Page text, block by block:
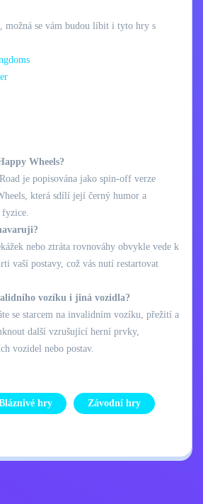
možná se vám budou líbit i tyto hry s
Wheels?
je popisována jako spin-off verze
která sdílí její černý humor a
nebo ztráta rovnováhy obvykle vede k
vaší postavy, což vás nutí restartovat
vozíku i jiná vozidla?
se starcem na invalidním vozíku, přežití a
další vzrušující herní prvky,
vozidel nebo postav.
hry Závodní hry